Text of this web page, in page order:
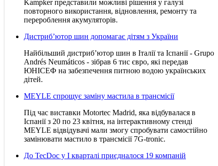
Kampker представили можливі рішення у галузі
повторного використання, відновлення, ремонту та
перероблення акумуляторів.
Дистриб’ютор шин допомагає дітям з України
Найбільший дистриб’ютор шин в Італії та Іспанії - Grupo
Andrés Neumáticos - зібрав 6 тис євро, які передав
ЮНІСЕФ на забезпечення питною водою українських
дітей.
MEYLE спрощує заміну мастила в трансмісії
Під час виставки Motortec Madrid, яка відбувалася в
Іспанії з 20 по 23 квітня, на інтерактивному стенді
MEYLE відвідувачі мали змогу спробувати самостійно
замінювати мастило в трансмісії 7G-tronic.
До TecDoc у І кварталі приєдналося 19 компаній